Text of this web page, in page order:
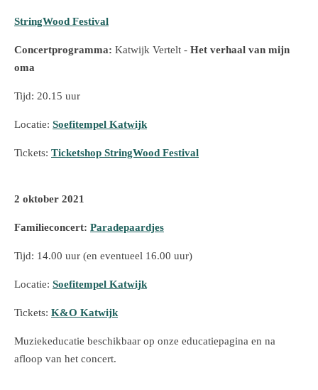
StringWood Festival
Concertprogramma: Katwijk Vertelt - Het verhaal van mijn
oma
Tijd: 20.15 uur
Locatie: Soefitempel Katwijk
Tickets: Ticketshop StringWood Festival
2 oktober 2021
Familieconcert: Paradepaardjes
Tijd: 14.00 uur (en eventueel 16.00 uur)
Locatie: Soefitempel Katwijk
Tickets: K&O Katwijk
Muziekeducatie beschikbaar op onze educatiepagina en na
afloop van het concert.